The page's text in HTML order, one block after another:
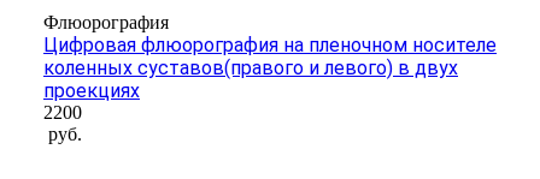
Флюорография
Цифровая флюорография на пленочном носителе
коленных суставов(правого и левого) в двух
проекциях
2200
руб.